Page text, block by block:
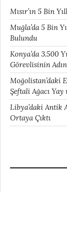
Mısır’ın 5 Bin
Muğla’da 5 Bin
Bulundu
Konya’da 3.500
Görevlisinin
Moğolistan’daki
Şeftali Ağacı Yay
Libya’daki Antik
Ortaya Çıktı